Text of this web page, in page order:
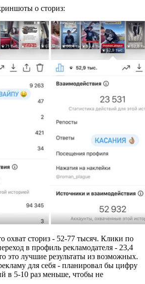
о сториз:
охват сториз - 52-77 тысяч. Клики по
в профиль рекламодателя - 23,4
это лучшие результаты из возможных.
для себя - планировал бы цифру
в 5-10 раз меньше, чтобы не